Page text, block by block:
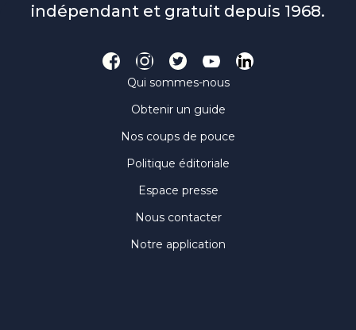
indépendant et gratuit depuis 1968.
Qui sommes-nous
Obtenir un guide
Nos coups de pouce
Politique éditoriale
Espace presse
Nous contacter
Notre application